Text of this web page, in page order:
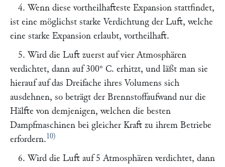
4. Wenn diese vortheilhafteste Expansion stattfindet,
ist eine möglichst starke Verdichtung der Luft, welche
eine starke Expansion erlaubt, vortheilhaft.
5. Wird die Luft zuerst auf vier Atmosphären
verdichtet, dann auf 300° C. erhitzt, und läßt man sie
hierauf auf das Dreifache ihres Volumens sich
ausdehnen, so beträgt der Brennstoffaufwand nur die
Hälfte von demjenigen, welchen die besten
Dampfmaschinen bei gleicher Kraft zu ihrem Betriebe
erfordern.10)
6. Wird die Luft auf 5 Atmosphären verdichtet, dann